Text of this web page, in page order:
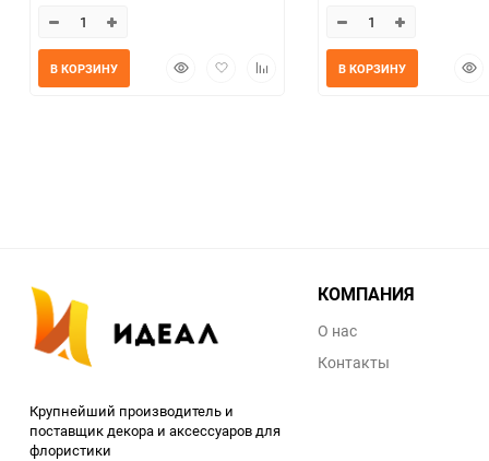
БыстрыйДобавитьДобавить
В КОРЗИНУ В КОРЗИНУ
Крупнейший производитель и
поставщик декора и аксессуаров для
флористики
КОМПАНИЯ
О нас
Контакты